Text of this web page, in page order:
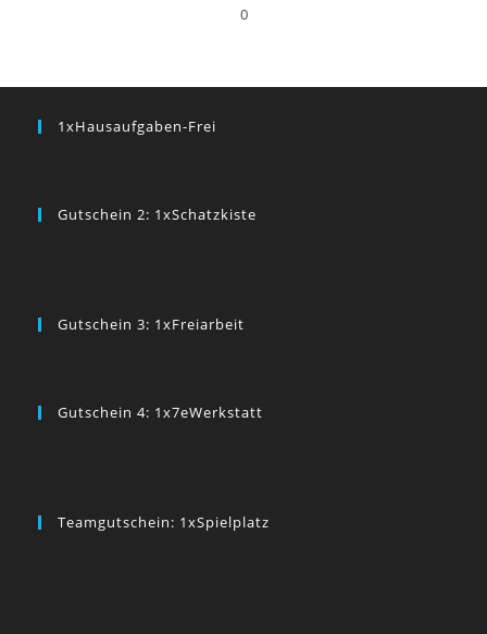
0
1xHausaufgaben-Frei
Gutschein 2: 1xSchatzkiste
Gutschein 3: 1xFreiarbeit
Gutschein 4: 1x7eWerkstatt
Teamgutschein: 1xSpielplatz